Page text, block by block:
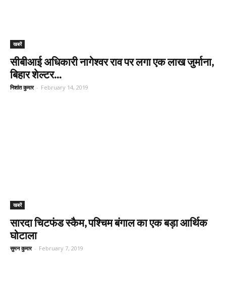
खबरें
सीबीआई अधिकारी नागेश्वर राव पर लगा एक लाख जुर्माना,
बिहार शेल्टर...
निशांत कुमार - February 14, 2019
खबरें
सारदा चिटफंड स्कैम, पश्चिम बंगाल का एक बड़ा आर्थिक
घोटाला
सुमन कुमार - February 7, 2019